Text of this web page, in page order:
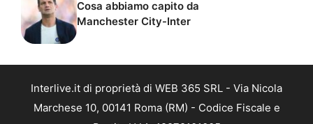
Cosa abbiamo capito da
Manchester City-Inter
Interlive.it di proprietà di WEB 365 SRL - Via Nicola
Marchese 10, 00141 Roma (RM) - Codice Fiscale e